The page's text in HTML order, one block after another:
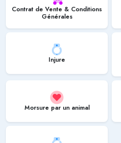
Contrat de Vente & Conditions
Générales
Injure
Morsure par un animal